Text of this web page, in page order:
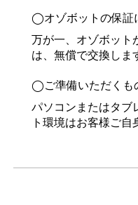
◯オゾボットの保証
万が一、オゾボット
は、無償で交換しま
◯ご準備いただくも
パソコンまたはタブ
ト環境はお客様ご自